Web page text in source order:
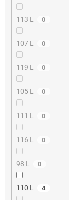
113 L 0
107 L 0
119 L 0
105 L 0
111 L 0
116 L 0
98 L 0
110 L 4